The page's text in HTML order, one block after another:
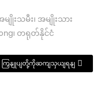
မျိုးသမီး၊ အမျိုးသား
၊ တရုတ်နိုင်ငံ
ကြှနျုပျတို့ကိုဆကျသှယျရနျ